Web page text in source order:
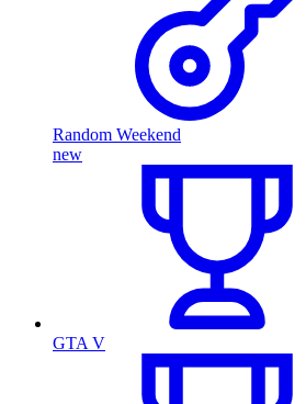
Random Weekend
new
GTA V